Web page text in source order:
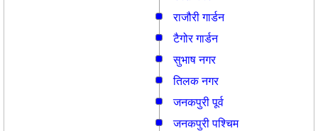
राजौरी गार्डन
टैगोर गार्डन
सुभाष नगर
तिलक नगर
जनकपुरी पूर्व
जनकपुरी पश्चिम